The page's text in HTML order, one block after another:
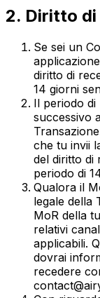
2. Diritto di
Se sei un
diritto di
14 giorni
Il periodo di
successivo
che tu invii
del diritto di
periodo di
Qualora il
legale della
MoR della
relativi
applicabili.
dovrai
recedere